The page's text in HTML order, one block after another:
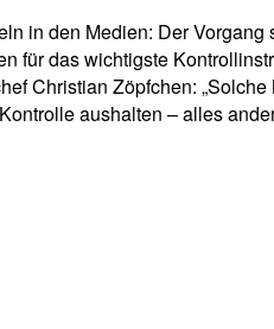
in den Medien: Der
für das wichtigste
Christian Zöpfchen:
aushalten – alles